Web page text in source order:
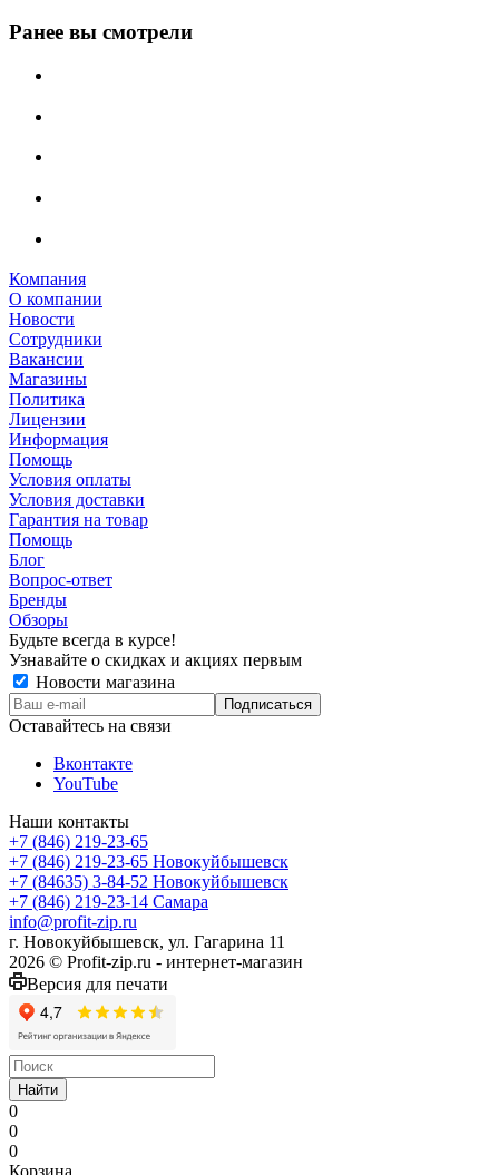
Ранее вы смотрели
Компания
О компании
Новости
Сотрудники
Вакансии
Магазины
Политика
Лицензии
Информация
Помощь
Условия оплаты
Условия доставки
Гарантия на товар
Помощь
Блог
Вопрос-ответ
Бренды
Обзоры
Будьте всегда в курсе!
Узнавайте о скидках и акциях первым
Новости магазина
Оставайтесь на связи
Вконтакте
YouTube
Наши контакты
+7 (846) 219-23-65
+7 (846) 219-23-65 Новокуйбышевск
+7 (84635) 3-84-52 Новокуйбышевск
+7 (846) 219-23-14 Самара
info@profit-zip.ru
г. Новокуйбышевск, ул. Гагарина 11
2026 © Profit-zip.ru - интернет-магазин
Версия для печати
Найти
0
0
0